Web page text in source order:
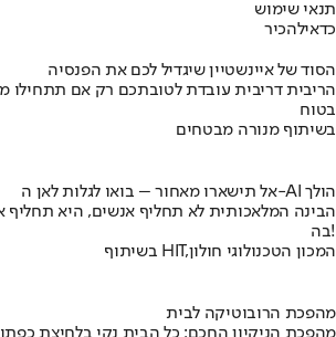
תנאי שימוש
כדאילהכיר
הסוד של איינשטיין שיגדיל לכם את הפנסיה
הריבית דריבית עובדת לטובתכם רק אם תתחילו
בטוח
בשיתוף מנורה מבטחים
אל תישארו מאחור – בואו לגלות לאן ה-AI הולך
הבינה המלאכותית לא תחליף אנשים, היא
בה!
בשיתוף HIT,המכון הטכנולוגי חולון
מהפכת הרובוטיקה לבית